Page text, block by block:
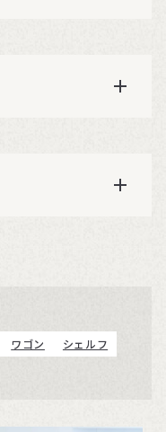
ワゴン
シェルフ